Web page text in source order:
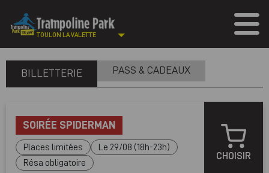
TOULON LA VALETTE
BILLETTERIE PASS & CADEAUX
SOIRÉE SPIDERMAN
Places limitées
Le 29/08 (18h-23h)
Résa obligatoire
CHOISIR